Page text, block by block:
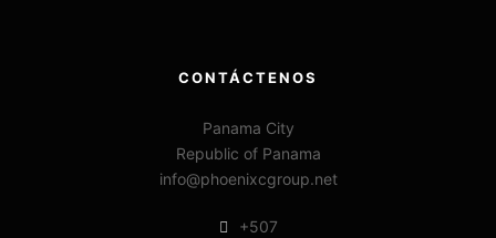
CONTÁCTENOS
Panama City
Republic of Panama
info@phoenixcgroup.net
+507